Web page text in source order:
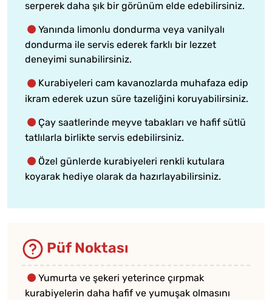
serperek daha şık bir görünüm elde edebilirsiniz.
Yanında limonlu dondurma veya vanilyalı
dondurma ile servis ederek farklı bir lezzet
deneyimi sunabilirsiniz.
Kurabiyeleri cam kavanozlarda muhafaza edip
ikram ederek uzun süre tazeliğini koruyabilirsiniz.
Çay saatlerinde meyve tabakları ve hafif sütlü
tatlılarla birlikte servis edebilirsiniz.
Özel günlerde kurabiyeleri renkli kutulara
koyarak hediye olarak da hazırlayabilirsiniz.
Püf Noktası
Yumurta ve şekeri yeterince çırpmak
kurabiyelerin daha hafif ve yumuşak olmasını